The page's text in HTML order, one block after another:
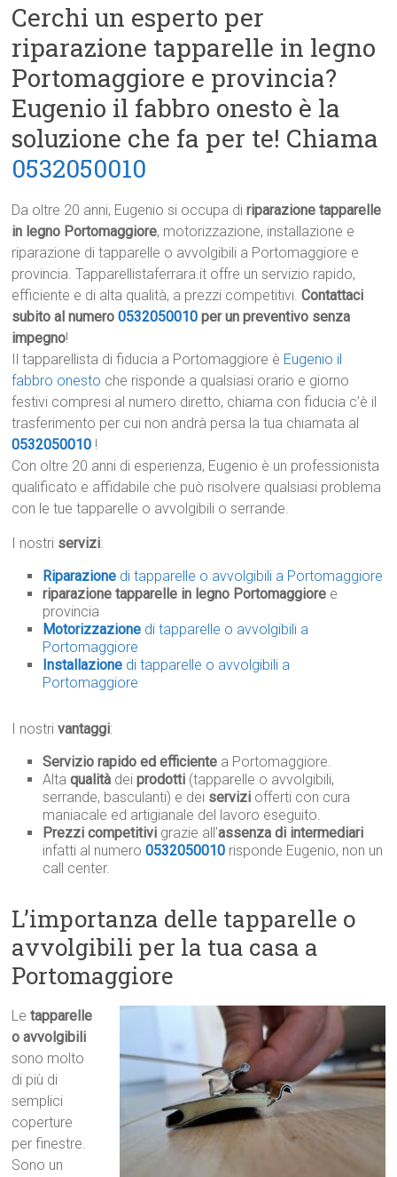
Cerchi un esperto per
riparazione tapparelle in legno
Portomaggiore e provincia?
Eugenio il fabbro onesto è la
soluzione che fa per te! Chiama
0532050010
Da oltre 20 anni, Eugenio si occupa diriparazione tapparelle
in legno Portomaggiore, motorizzazione, installazione e
riparazione di tapparelle o avvolgibili a Portomaggiore e
provincia. Tapparellistaferrara.it offre un servizio rapido,
efficiente e di alta qualità, a prezzi competitivi.Contattaci
subito al numero0532050010 per un preventivo senza
impegno!
Il tapparellista di fiducia a Portomaggiore è Eugenio il
fabbro onesto che risponde a qualsiasi orario e giorno
festivi compresi al numero diretto, chiama con fiducia c’è il
trasferimento per cui non andrà persa la tua chiamata al
0532050010 !
Con oltre 20 anni di esperienza, Eugenio è un professionista
qualificato e affidabile che può risolvere qualsiasi problema
con le tue tapparelle o avvolgibili o serrande.
I nostri servizi:
Riparazione di tapparelle o avvolgibili a Portomaggiore
riparazione tapparelle in legno Portomaggiore e
provincia
Motorizzazione di tapparelle o avvolgibili a
Portomaggiore
Installazione di tapparelle o avvolgibili a
Portomaggiore
I nostrivantaggi:
Servizio rapido ed efficiente a Portomaggiore.
Altaqualità deiprodotti (tapparelle o avvolgibili,
serrande, basculanti) e dei servizi offerti con cura
maniacale ed artigianale del lavoro eseguito.
Prezzi competitivi grazie all’assenza di intermediari
infatti al numero0532050010 risponde Eugenio, non un
call center.
L’importanza delle tapparelle o
avvolgibili per la tua casa a
Portomaggiore
Letapparelle
o avvolgibili
sono molto
di più di
semplici
coperture
per finestre.
Sono un